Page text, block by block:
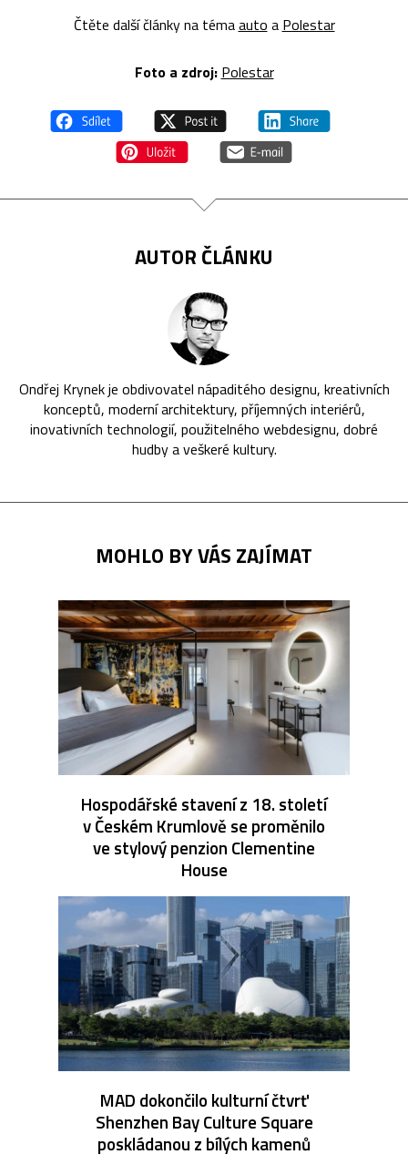
Čtěte další články na témaauto a Polestar
Foto a zdroj: Polestar
AUTOR ČLÁNKU
Ondřej Krynek je obdivovatel nápaditého designu, kreativních
konceptů, moderní architektury, příjemných interiérů,
inovativních technologií, použitelného webdesignu, dobré
hudby a veškeré kultury.
MOHLO BY VÁS ZAJÍMAT
Hospodářské stavení z 18. století
v Českém Krumlově se proměnilo
ve stylový penzion Clementine
House
MAD dokončilo kulturní čtvrť
Shenzhen Bay Culture Square
poskládanou z bílých kamenů